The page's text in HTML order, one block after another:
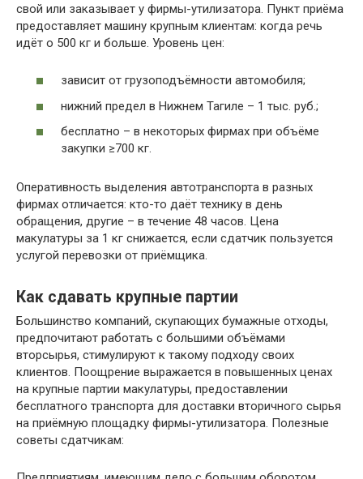
свой или заказывает у фирмы-утилизатора. Пункт приёма
предоставляет машину крупным клиентам: когда речь
идёт о 500 кг и больше. Уровень цен:
зависит от грузоподъёмности автомобиля;
нижний предел в Нижнем Тагиле – 1 тыс. руб.;
бесплатно – в некоторых фирмах при объёме
закупки ≥700 кг.
Оперативность выделения автотранспорта в разных
фирмах отличается: кто-то даёт технику в день
обращения, другие – в течение 48 часов. Цена
макулатуры за 1 кг снижается, если сдатчик пользуется
услугой перевозки от приёмщика.
Как сдавать крупные партии
Большинство компаний, скупающих бумажные отходы,
предпочитают работать с большими объёмами
вторсырья, стимулируют к такому подходу своих
клиентов. Поощрение выражается в повышенных ценах
на крупные партии макулатуры, предоставлении
бесплатного транспорта для доставки вторичного сырья
на приёмную площадку фирмы-утилизатора. Полезные
советы сдатчикам: